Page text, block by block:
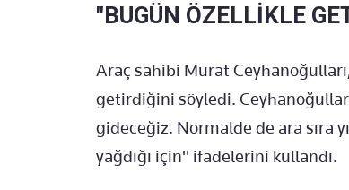
"BUGÜN ÖZELLİKLE
Araç sahibi Murat
getirdiğini söyledi.
gideceğiz. Normalde de ara sıra
yağdığı için" ifadelerini kullandı.